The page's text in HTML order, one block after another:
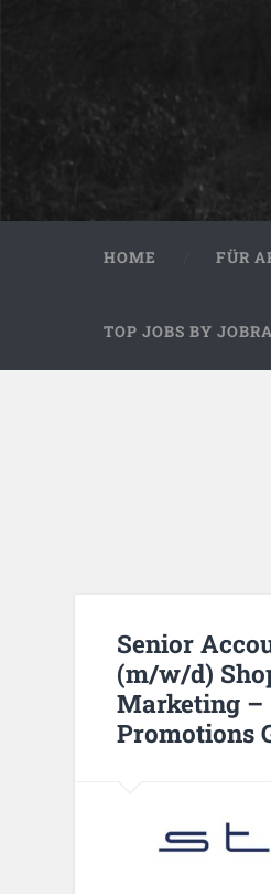
HOME FÜR
TOP JOBS BY
Senior
(m/w/d)
Marketing –
Promotions